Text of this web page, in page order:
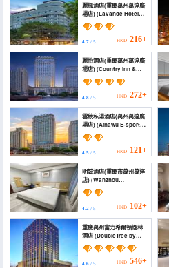
麗楓酒店(重慶萬州萬達廣
場店) (Lavande Hotel
Chongqing Wanzhou
Wanda Plaza)
4.7 / 5 HKD 216+
麗怡酒店(重慶萬州萬達廣
場店) (Country Inn &
Suites by Radisson
Chongqing Wanzhou
Wanda Plaza)
4.8 / 5 HKD 272+
雲競私湯酒店(萬州萬達廣
場店) (Ainawu E-sports
Theme Hotel)
4.5 / 5 HKD 121+
明誠酒店(重慶市萬州萬達
店) (Wanzhou
Mingcheng Hotel)
4.2 / 5 HKD 102+
重慶萬州富力希爾頓逸林
酒店 (DoubleTree by
Hilton Chongqing
Wanzhou)
4.6 / 5 HKD 546+